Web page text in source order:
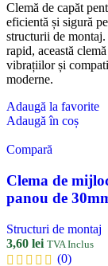
Clemă de capăt
eficientă și sigură
structurii de
rapid, această
vibrațiilor și
moderne.
Adaugă la favorite
Adaugă în coș
Compară
Clema de
panou de
Structuri de montaj
3,60 lei TVA Inclus
(0)